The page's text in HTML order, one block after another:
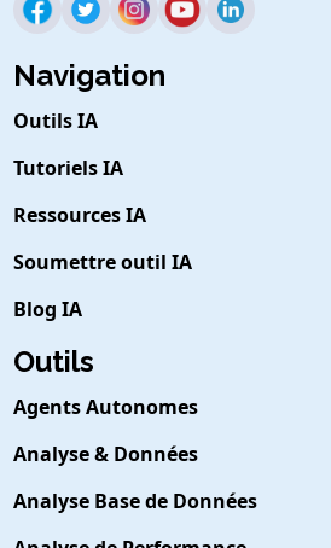
Navigation
Outils IA
Tutoriels IA
Ressources IA
Soumettre outil IA
Blog IA
Outils
Agents Autonomes
Analyse & Données
Analyse Base de Données